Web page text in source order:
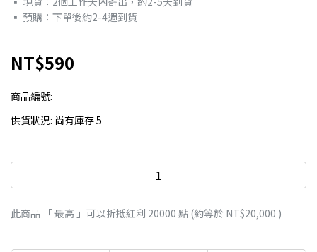
▪︎ 預購：下單後約2-4週到貨
NT$590
商品編號:
供貨狀況: 尚有庫存 5
此商品 「 最高 」可以折抵紅利 20000 點 (約等於 NT$20,000 )